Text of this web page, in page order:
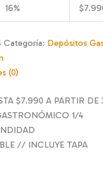
16% $
Categoría: Depósitos
(0)
$7.990 A PARTIR DE
1/4
// INCLUYE TAPA